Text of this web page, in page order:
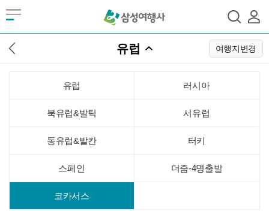
유럽 여행지변경
유럽 러시아
북유럽&발틱 서유럽
동유럽&발칸 터키
스페인 더줌-4명출발
코카서스